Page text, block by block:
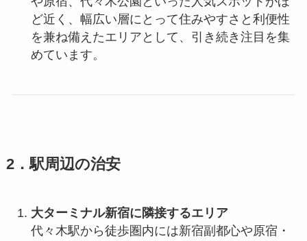
ど近く、幅広い層にとって住みやすさと利便性
を兼ね備えたエリアとして、引き続き注目を集
めています。
2．駅周辺の治安
大ターミナル新宿に隣接するエリア
代々木駅から徒歩圏内には新宿副都心や原宿・